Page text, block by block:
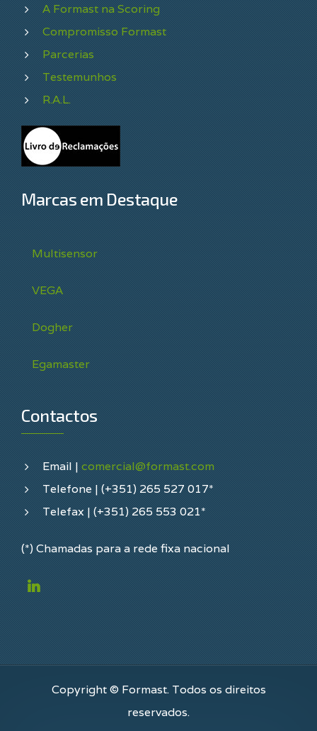
A Formast na Scoring
Compromisso Formast
Parcerias
Testemunhos
R.A.L.
Marcas em Destaque
Multisensor
VEGA
Dogher
Egamaster
Contactos
Email | comercial@formast.com
Telefone | (+351) 265 527 017*
Telefax | (+351) 265 553 021*
(*) Chamadas para a rede fixa nacional
Copyright © Formast. Todos os direitos
reservados.